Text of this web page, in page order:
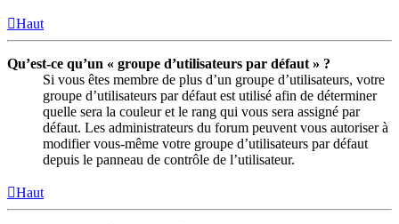
Haut
Qu’est-ce qu’un « groupe d’utilisateurs par défaut » ?
Si vous êtes membre de plus d’un groupe d’utilisateurs, votre
groupe d’utilisateurs par défaut est utilisé afin de déterminer
quelle sera la couleur et le rang qui vous sera assigné par
défaut. Les administrateurs du forum peuvent vous autoriser à
modifier vous-même votre groupe d’utilisateurs par défaut
depuis le panneau de contrôle de l’utilisateur.
Haut